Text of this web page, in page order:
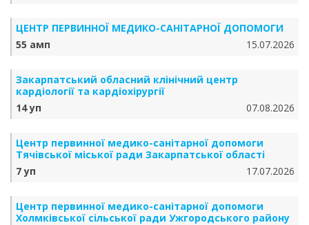
ЦЕНТР ПЕРВИННОЇ МЕДИКО-САНІТАРНОЇ ДОПОМОГИ
55 амп
15.07.2026
Закарпатський обласний клінічний центр
кардіології та кардіохірургії
14 уп
07.08.2026
Центр первинної медико-санітарної допомоги
Тячівської міської ради Закарпатської області
7 уп
17.07.2026
Центр первинної медико-санітарної допомоги
Холмківської сільської ради Ужгородського району